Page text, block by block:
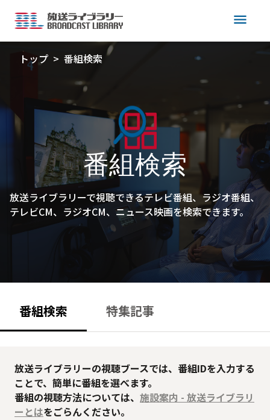
menu
トップ 番組検索
番組検索
放送ライブラリーで視聴できるテレビ番組、ラジオ番組、
テレビCM、ラジオCM、ニュース映画を検索できます。
番組検索 特集記事
放送ライブラリーの視聴ブースでは、番組IDを入力する
ことで、簡単に番組を選べます。
番組の視聴方法については、 施設案内 - 放送ライブラリ
ーとはをごらんください。